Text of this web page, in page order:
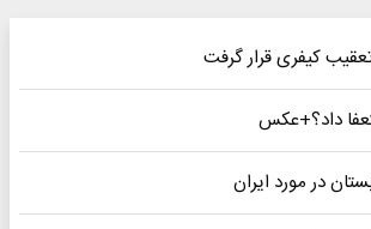
کیفری قرار گرفت
داد؟+عکس
در مورد ایران